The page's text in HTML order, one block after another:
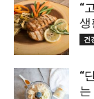
“
생
건
“
는